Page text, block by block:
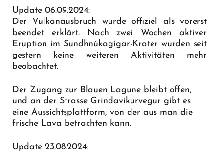
Update 06.09.2024:
Der Vulkanausbruch wurde offiziel als vorerst
beendet erklärt. Nach zwei Wochen aktiver
Eruption im Sundhnúkagígar-Krater wurden seit
gestern keine weiteren Aktivitäten mehr
beobachtet.
Der Zugang zur Blauen Lagune bleibt offen,
und an der Strasse Grindavikurvegur gibt es
eine Aussichtsplattform, von der aus man die
frische Lava betrachten kann.
Update 23.08.2024: